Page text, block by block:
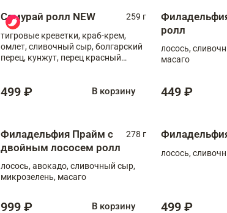
Самурай ролл NEW
259 г
тигровые креветки, краб-крем,
омлет, сливочный сыр, болгарский
перец, кунжут, перец красный
499 ₽ В корзину
ролл
лосось,
масаго
449 ₽
Филадельфия Прайм с
двойным лососем ролл
278 г
лосось, авокадо, сливочный сыр,
микрозелень, масаго
999 ₽ В корзину
лосось,
499 ₽